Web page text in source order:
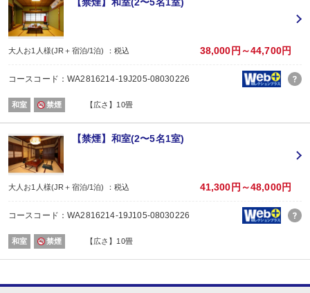
場所:
宴会場
内容:
和食
場所:
宴会場
内容:
和食
【時間】07：30～または08：00～ ※チェックイン時ご案内いたします。
大人お1人様(JR＋宿泊/1泊) ：税込 38,000円～44,700円
コースコード：WA2816214-19J205-08030226
和室 禁煙 【広さ】10畳
【禁煙】和室(2〜5名1室)
大人お1人様(JR＋宿泊/1泊) ：税込 41,300円～48,000円
コースコード：WA2816214-19J105-08030226
和室 禁煙 【広さ】10畳